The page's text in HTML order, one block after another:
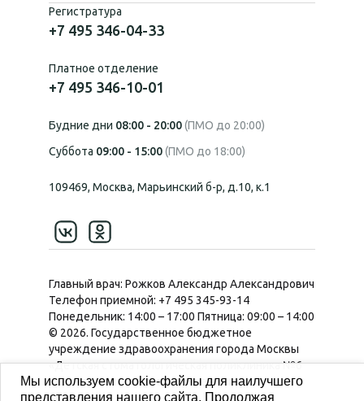
Регистратура
+7 495 346-04-33
Платное отделение
+7 495 346-10-01
Будние дни 08:00 - 20:00(ПМО до 20:00)
Суббота 09:00 - 15:00(ПМО до 18:00)
109469, Москва, Марьинский б-р, д.10, к.1
Главный врач: Рожков Александр Александрович
Телефон приемной: +7 495 345-93-14
Понедельник: 14:00 – 17:00 Пятница: 09:00 – 14:00
© 2026. Государственное бюджетное
учреждение здравоохранения города Москвы
«Детская стоматологическая поликлиника №6
Департамента здравоохранения города
Москвы».
Мы используем cookie-файлы для наилучшего
представления нашего сайта. Продолжая